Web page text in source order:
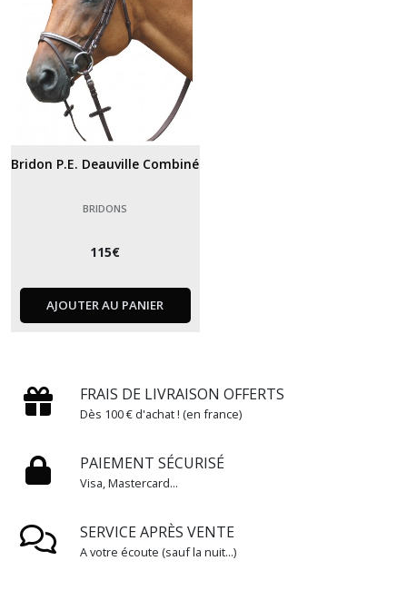
Bridon P.E. Deauville Combiné
BRIDONS
115€
AJOUTER AU PANIER
FRAIS DE LIVRAISON OFFERTS
Dès 100 € d'achat ! (en france)
PAIEMENT SÉCURISÉ
Visa, Mastercard...
SERVICE APRÈS VENTE
A votre écoute (sauf la nuit...)